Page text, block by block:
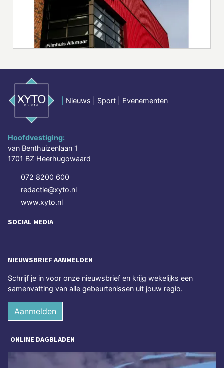
Nieuws | Sport | Evenementen
Hoofdvestiging:
van Benthuizenlaan 1
1701 BZ Heerhugowaard
072 8200 600
redactie@xyto.nl
www.xyto.nl
SOCIAL MEDIA
NIEUWSBRIEF AANMELDEN
Schrijf je in voor onze nieuwsbrief en krijg wekelijks een
samenvatting van alle gebeurtenissen uit jouw regio.
Aanmelden
ONLINE DAGBLADEN